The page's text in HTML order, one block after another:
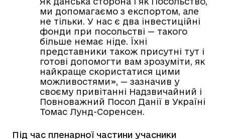
ми допомагаємо з експортом, але
не тільки. У нас є два інвестиційні
фонди при посольстві — такого
більше немає ніде. Їхні
представники також присутні тут і
готові допомогти вам зрозуміти, як
найкраще скористатися цими
можливостями», — зазначив у
своєму привітанні Надзвичайний і
Повноважний Посол Данії в Україні
Томас Лунд-Соренсен.
Під час пленарної частини учасники